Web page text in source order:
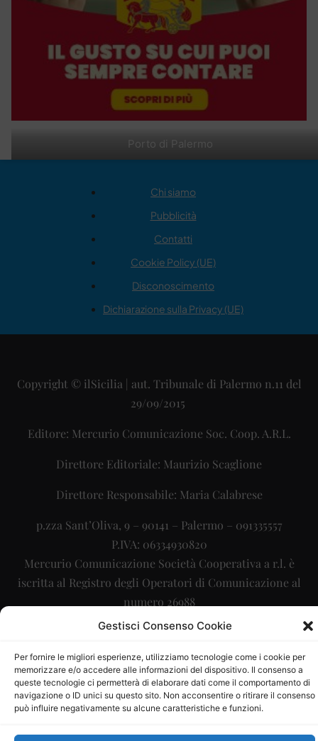
Gestisci Consenso Cookie
Per fornire le migliori esperienze, utilizziamo tecnologie come i cookie per
memorizzare e/o accedere alle informazioni del dispositivo. Il consenso a
queste tecnologie ci permetterà di elaborare dati come il comportamento di
navigazione o ID unici su questo sito. Non acconsentire o ritirare il consenso
può influire negativamente su alcune caratteristiche e funzioni.
Porto di Palermo
Chi siamo
Pubblicità
Contatti
Cookie Policy (UE)
Disconoscimento
Dichiarazione sulla Privacy (UE)
Copyright © ilSicilia | aut. Tribunale di Palermo n.11 del
29/09/2015
Editore: Mercurio Comunicazione Soc. Coop. A.R.L.
Direttore Editoriale: Maurizio Scaglione
Direttore Responsabile: Maria Calabrese
p.zza Sant’Oliva, 9 – 90141 – Palermo – 091335557
P.IVA: 06334930820
Mercurio Comunicazione Società Cooperativa a r.l. è
iscritta al Registro degli Operatori di Comunicazione al
numero 26988
Sito gestito daLa Digitale srl– info@ladigitale.it